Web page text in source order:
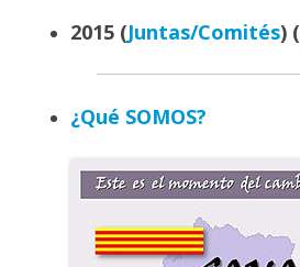
2015 (Juntas/Comités) (
¿Qué SOMOS?